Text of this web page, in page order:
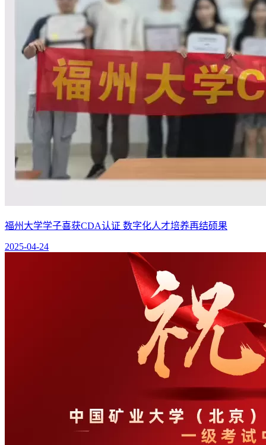
福州大学学子喜获CDA认证 数字化人才培养再结硕果
2025-04-24